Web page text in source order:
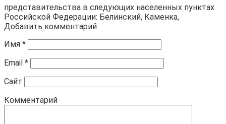
представительства в следующих населенных пунктах
Российской Федерации: Белинский, Каменка,
Добавить комментарий
Имя *
Email *
Сайт
Комментарий